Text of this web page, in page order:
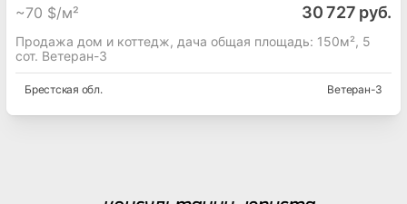
~70 $/м² 30 727 руб.
Продажа дом и коттедж, дача общая площадь: 150м², 5
сот. Ветеран-3
Брестская обл. Ветеран-3